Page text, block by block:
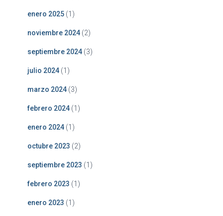
enero 2025 (1)
noviembre 2024 (2)
septiembre 2024 (3)
julio 2024 (1)
marzo 2024 (3)
febrero 2024 (1)
enero 2024 (1)
octubre 2023 (2)
septiembre 2023 (1)
febrero 2023 (1)
enero 2023 (1)